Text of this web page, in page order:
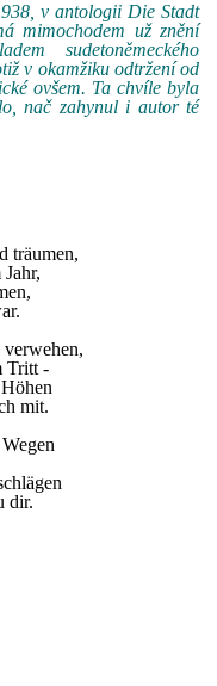
v antologii Die Stadt
mimochodem už znění
sudetoněmeckého
v okamžiku odtržení od
ovšem. Ta chvíle byla
nač zahynul i autor té
träumen,
Tritt -
mit.
dir.